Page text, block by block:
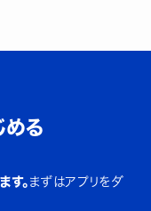
る
す。 まずはアプリをダ